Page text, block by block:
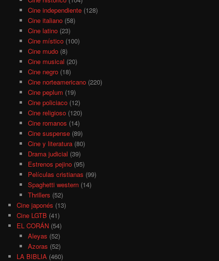
Cine independiente(128)
Cine italiano(58)
Cine latino(23)
Cine místico(100)
Cine mudo(8)
Cine musical (20)
Cine negro(18)
Cine norteamericano(220)
Cine peplum (19)
Cine policiaco(12)
Cine religioso(120)
Cine romanos (14)
Cine suspense(89)
Cine y literatura(80)
Drama judicial (39)
Estrenos pejino(95)
Películas cristianas (99)
Spaghetti western(14)
Thrillers (52)
Cine japonés (13)
Cine LGTB (41)
EL CORÁN (54)
Aleyas (52)
Azoras (52)
LA BIBLIA (460)